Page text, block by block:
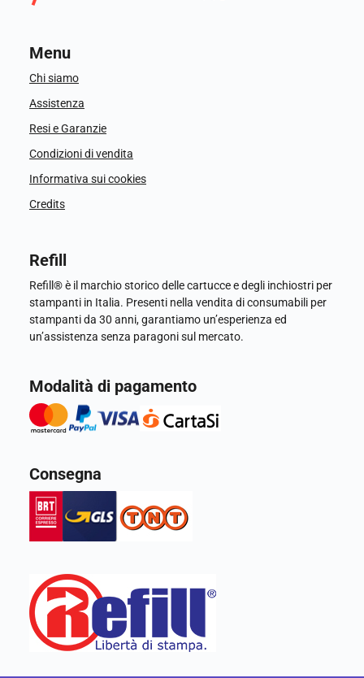
Menu
Chi siamo
Assistenza
Resi e Garanzie
Condizioni di vendita
Informativa sui cookies
Credits
Refill
Refill® è il marchio storico delle cartucce e degli inchiostri per
stampanti in Italia. Presenti nella vendita di consumabili per
stampanti da 30 anni, garantiamo un’esperienza ed
un’assistenza senza paragoni sul mercato.
Modalità di pagamento
Consegna